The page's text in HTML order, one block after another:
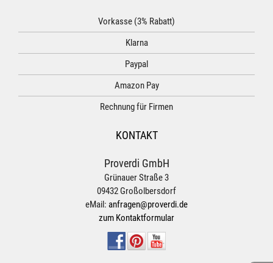
Vorkasse (3% Rabatt)
Klarna
Paypal
Amazon Pay
Rechnung für Firmen
KONTAKT
Proverdi GmbH
Grünauer Straße 3
09432 Großolbersdorf
eMail: anfragen@proverdi.de
zum Kontaktformular